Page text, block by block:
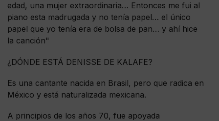
edad, una mujer extraordinaria… Entonces me fui al
piano esta madrugada y no tenía papel… el único
papel que yo tenía era de bolsa de pan… y ahí hice
la canción"
¿DÓNDE ESTÁ DENISSE DE KALAFE?
Es una cantante nacida en Brasil, pero que radica en
México y está naturalizada mexicana.
A principios de los años 70, fue apoyada